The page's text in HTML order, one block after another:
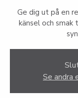
Ge dig ut på en
känsel och
Se andra